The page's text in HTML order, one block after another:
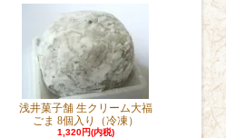
浅井菓子舗 生クリーム大福
ごま 8個入り（冷凍）
1,320円(内税)